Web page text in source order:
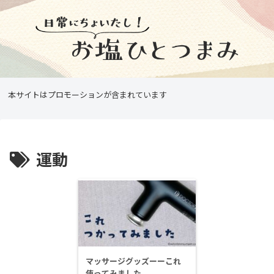
本サイトはプロモーションが含まれています
運動
マッサージグッズーーこれ